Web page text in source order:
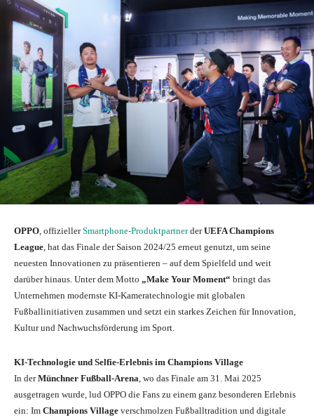
OPPO , offiziellerSmartphone-ProduktpartnerderUEFA Champions
League , hat das Finale der Saison 2024/25 erneut genutzt, um seine
neuesten Innovationen zu präsentieren – auf dem Spielfeld und weit
darüber hinaus. Unter dem Motto „Make Your Moment“ bringt das
Unternehmen modernste KI-Kameratechnologie mit globalen
Fußballinitiativen zusammen und setzt ein starkes Zeichen für Innovation,
Kultur und Nachwuchsförderung im Sport.
KI-Technologie und Selfie-Erlebnis im Champions Village
In derMünchner Fußball-Arena , wo das Finale am 31. Mai 2025
ausgetragen wurde, lud OPPO die Fans zu einem ganz besonderen Erlebnis
ein: Im Champions Village verschmolzen Fußballtradition und digitale